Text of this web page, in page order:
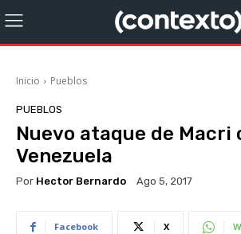
Inicio Pueblos
PUEBLOS
Nuevo ataque de Macri
Venezuela
Por Hector Bernardo Ago 5, 2017
Facebook X